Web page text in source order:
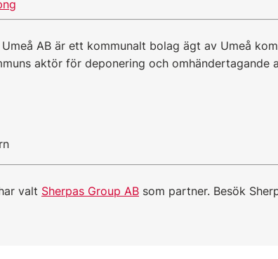
AB är ett kommunalt bolag ägt av Umeå
aktör för deponering och omhändertagande
valt Sherpas Group AB som partner. Besök